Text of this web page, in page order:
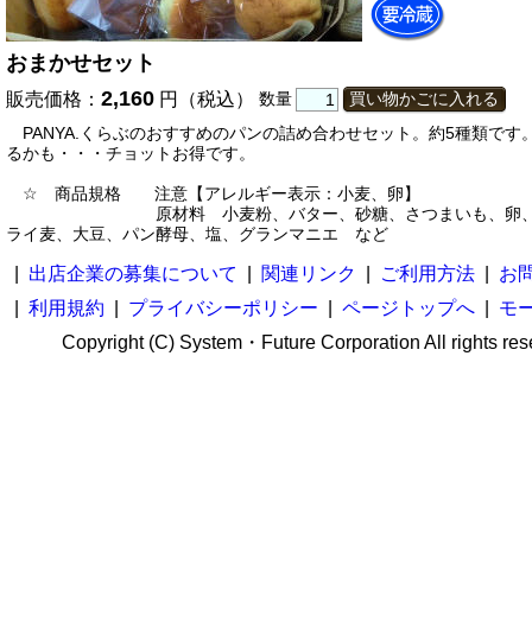
おまかせセット
販売価格： 2,160 円（税込） 数量
買い物かごに入れる
PANYA.くらぶのおすすめのパンの詰め合わせセット。約5種類です
るかも・・・チョットお得です。
☆ 商品規格 注意【アレルギー表示：小麦、卵】
原材料 小麦粉、バター、砂糖、さつまいも、卵、
ライ麦、大豆、パン酵母、塩、グランマニエ など
出店企業の募集について 関連リンク ご利用方法
お
利用規約 プライバシーポリシー ページトップへ
モ
Copyright (C) System・Future Corporation All rights